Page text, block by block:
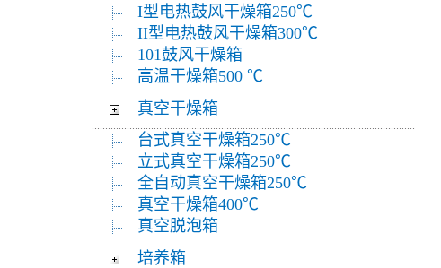
I型电热鼓风干燥箱250℃
II型电热鼓风干燥箱300℃
101鼓风干燥箱
高温干燥箱500 ℃
真空干燥箱
台式真空干燥箱250℃
立式真空干燥箱250℃
全自动真空干燥箱250℃
真空干燥箱400℃
真空脱泡箱
培养箱